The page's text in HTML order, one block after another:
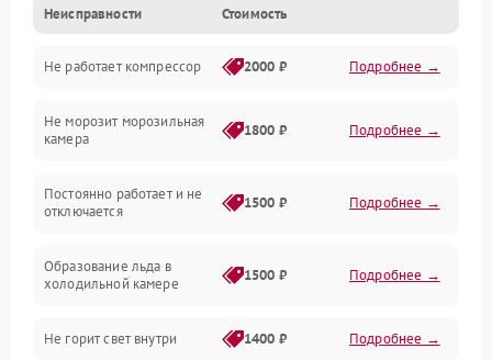
Механика
Электропитание
Дренаж
Неисправности Стоимость
Не работает компрессор 2000 ₽ Подробнее →
Не морозит морозильная
камера
1800 ₽ Подробнее →
Постоянно работает и не
отключается
1500 ₽ Подробнее →
Образование льда в
холодильной камере
1500 ₽ Подробнее →
Не горит свет внутри 1400 ₽ Подробнее →